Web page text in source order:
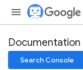
Documentation
Search Console